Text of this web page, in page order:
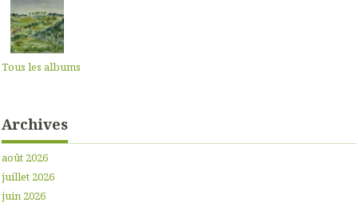
Tous les albums
Archives
août 2026
juillet 2026
juin 2026